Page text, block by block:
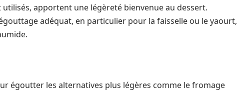
apportent une légèreté bienvenue au dessert.
adéquat, en particulier pour la faisselle ou le yaourt,
égoutter les alternatives plus légères comme le fromage